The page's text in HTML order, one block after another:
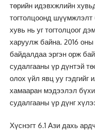
төрийн идэвхжлийн
тогтолцоонд шүүмжлэлт
хувь нь уг тогтолцоог
харуулж байна. 2016
байдалдаа эргэн орж
судалгааны үр дүнтэй
олох үйл явц уу гэдгийг
хамааран мэдээлэл
судалгааны үр дүнг
Хүснэгт 6.1 Ази дахь